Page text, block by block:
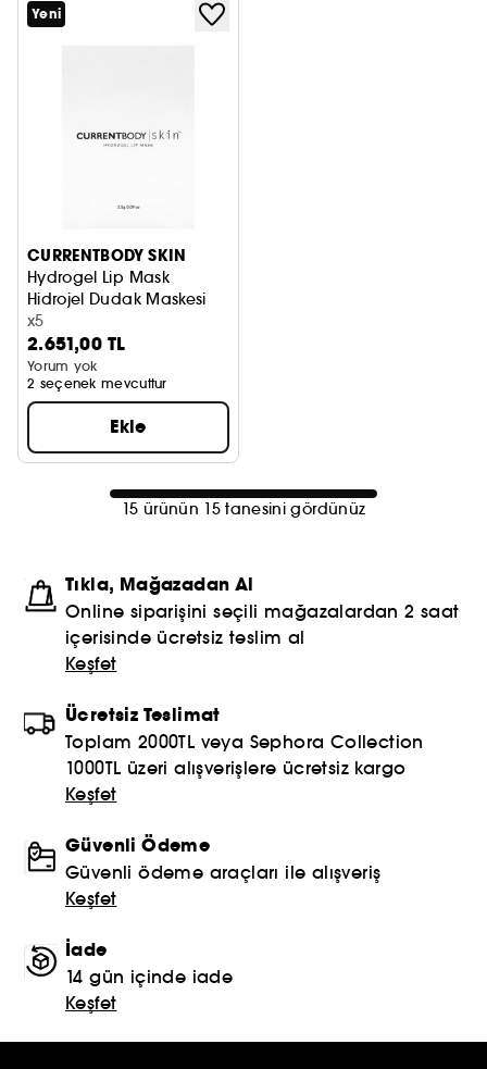
Yeni
CURRENTBODY SKIN
Hydrogel Lip Mask
Hidrojel Dudak Maskesi
x5
2.651,00 TL
Yorum yok
2 seçenek mevcuttur
Ekle
15 ürünün 15 tanesini gördünüz
Tıkla, Mağazadan Al
Online siparişini seçili mağazalardan 2 saat
içerisinde ücretsiz teslim al
Keşfet
Ücretsiz Teslimat
Toplam 2000TL veya Sephora Collection
1000TL üzeri alışverişlere ücretsiz kargo
Keşfet
Güvenli Ödeme
Güvenli ödeme araçları ile alışveriş
Keşfet
İade
14 gün içinde iade
Keşfet